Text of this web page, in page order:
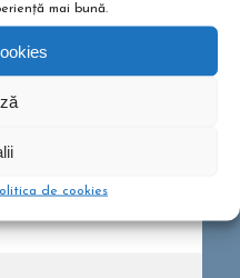
mai bună.
de cookies
o drumeție de o zi?